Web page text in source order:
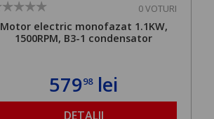
0 VOTURI
Motor electric monofazat 1.1KW,
1500RPM, B3-1 condensator
57998lei
DETALII